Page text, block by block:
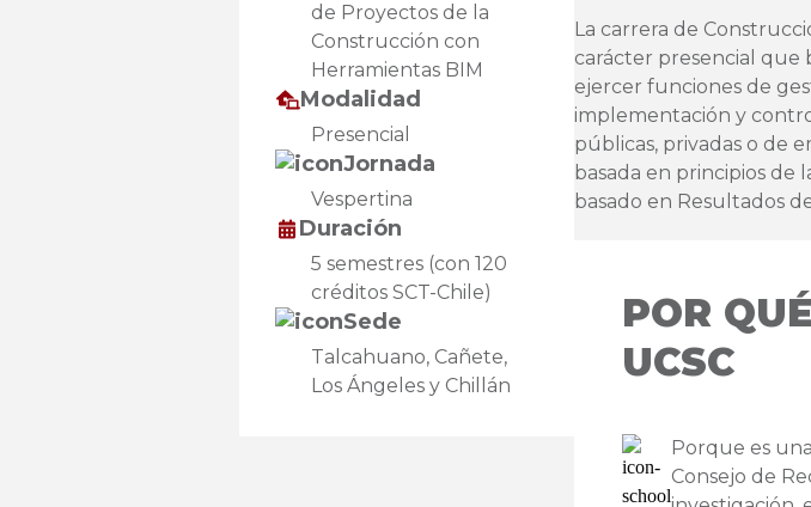
de Proyectos de la
Construcción con
Herramientas BIM
Modalidad
Presencial
Jornada
Vespertina
Duración
5 semestres (con 120
créditos SCT-Chile)
Sede
Talcahuano, Cañete,
Los Ángeles y Chillán
La carrera de
carácter presencial que
ejercer funciones de
implementación y
públicas, privadas o de
basada en principios
basado en Resultados
POR
UCSC
Porque es
Consejo de